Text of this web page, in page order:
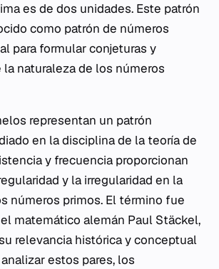
es de dos unidades. Este patrón
como patrón de números
para formular conjeturas y
naturaleza de los números
representan un patrón
en la disciplina de la teoría de
y frecuencia proporcionan
y la irregularidad en la
números primos. El término fue
matemático alemán Paul Stäckel,
relevancia histórica y conceptual
estos pares, los